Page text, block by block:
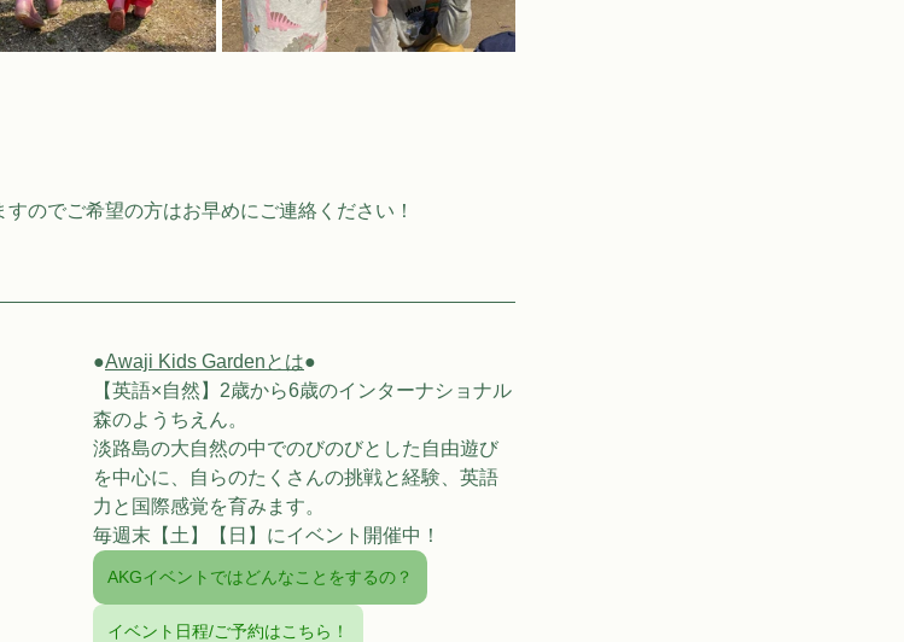
のでご希望の方はお早めにご連絡ください！
●Awaji Kids Gardenとは●
【英語×自然】2歳から6歳のインターナショナル
森のようちえん。
淡路島の大自然の中でのびのびとした自由遊び
を中心に、自らのたくさんの挑戦と経験、英語
力と国際感覚を育みます。
毎週末【土】【日】にイベント開催中！
AKGイベントではどんなことをするの？
イベント日程/ご予約はこちら！